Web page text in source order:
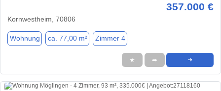
357.000 €
Kornwestheim, 70806
Wohnung ca. 77,00 m² Zimmer 4
★ ➦ ➜